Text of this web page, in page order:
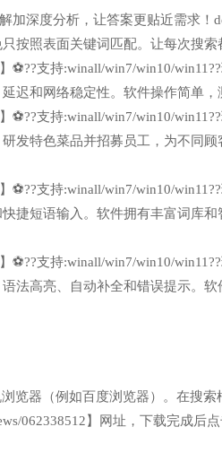
加深度分析，让答案更贴近需求！
按照表面关键词匹配。让每次搜
⚽??支持:winall/win7/win10/
迟和网络稳定性。软件操作简单
⚽??支持:winall/win7/win10/
发特色菜品并招募员工，为不同
⚽??支持:winall/win7/win10/
捷短语输入。软件拥有丰富词库
⚽??支持:winall/win7/win10/
法高亮、自动补全和错误提示。
览器（例如百度浏览器）。在搜
062338512】网址，下载完成后